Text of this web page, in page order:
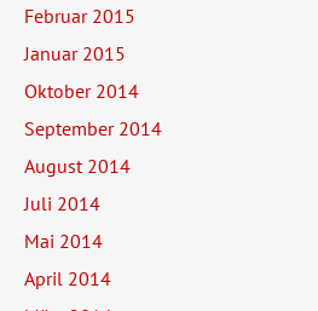
Februar 2015
Januar 2015
Oktober 2014
September 2014
August 2014
Juli 2014
Mai 2014
April 2014